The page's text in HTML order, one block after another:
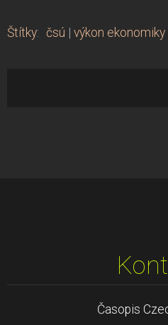
Štítky: čsú | výkon ekonomiky
Časopis